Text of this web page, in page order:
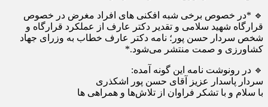
🔹 *در خصوص برخی شبه افکنی های افراد مغرض در خصوص
قرارگاه شهید سلامی و تقدیر دکتر عارف از عملکرد قرارگاه و
شخص سردار حسن پور؛ نامه دکتر عارف خطاب به وزرای جهاد
کشاورزی و صمت منتشر می‌شود.*
🔹 در رونوشت نامه این گونه آمده:
سردار پاسدار عزیز آقای حسن پور اشکذری
با سلام و با تشکر فراوان از تلاش‌ها و همراهی ها